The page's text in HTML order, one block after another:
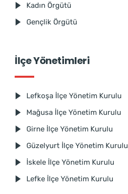
Kadın Örgütü
Gençlik Örgütü
İlçe Yönetimleri
Lefkoşa İlçe Yönetim Kurulu
Mağusa İlçe Yönetim Kurulu
Girne İlçe Yönetim Kurulu
Güzelyurt İlçe Yönetim Kurulu
İskele İlçe Yönetim Kurulu
Lefke İlçe Yönetim Kurulu